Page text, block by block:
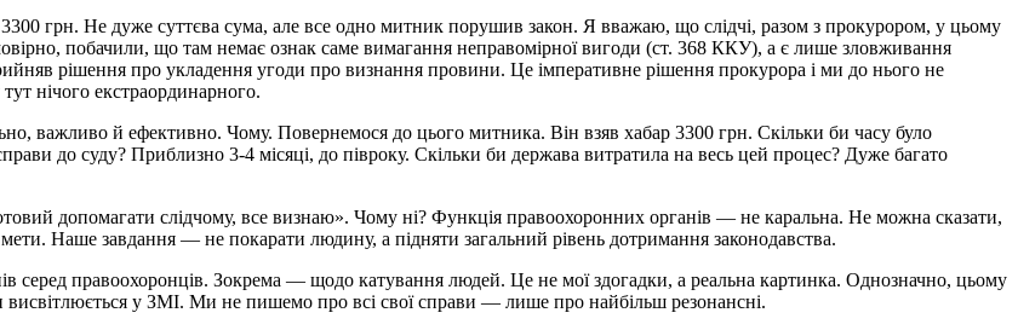
грн. Не дуже суттєва сума, але все одно митник порушив закон. Я вважаю, що слідчі, разом з прокурором, у цьому
побачили, що там немає ознак саме вимагання неправомірної вигоди (ст. 368 ККУ), а є лише зловживання
рішення про укладення угоди про визнання провини. Це імперативне рішення прокурора і ми до нього не
нічого екстраординарного.
важливо й ефективно. Чому. Повернемося до цього митника. Він взяв хабар 3300 грн. Скільки би часу було
до суду? Приблизно 3-4 місяці, до півроку. Скільки би держава витратила на весь цей процес? Дуже багато
допомагати слідчому, все визнаю». Чому ні? Функція правоохоронних органів — не каральна. Не можна сказати,
Наше завдання — не покарати людину, а підняти загальний рівень дотримання законодавства.
серед правоохоронців. Зокрема — щодо катування людей. Це не мої здогадки, а реальна картинка. Однозначно, цьому
у ЗМІ. Ми не пишемо про всі свої справи — лише про найбільш резонансні.